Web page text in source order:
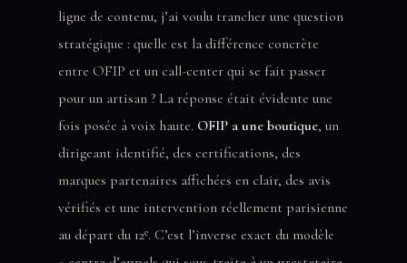
ligne de contenu, j’ai voulu trancher une question
stratégique : quelle est la différence concrète
entre OFIP et un call-center qui se fait passer
pour un artisan ? La réponse était évidente une
fois posée à voix haute. OFIP a une boutique, un
dirigeant identifié, des certifications, des
marques partenaires affichées en clair, des avis
vérifiés et une intervention réellement parisienne
au départ du 12ᵉ. C’est l’inverse exact du modèle